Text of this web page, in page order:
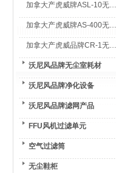
加拿大产虎威牌ASL-10无尘室专用吸尘器
加拿大产虎威牌AS-400无尘室专用吸尘器
加拿大产虎威品牌CR-1无尘室专用吸尘器
沃尼风品牌无尘室耗材
沃尼风品牌净化设备
沃尼风品牌滤网产品
FFU风机过滤单元
空气过滤筒
无尘鞋柜